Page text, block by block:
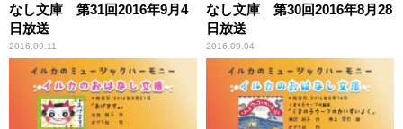
なし文庫 第31回2016年9月4
日放送
2016.09.11
なし文庫 第30回2016年8月28
日放送
2016.09.04